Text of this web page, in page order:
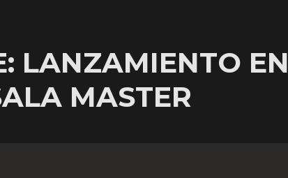
LANZAMIENTO EN
MASTER